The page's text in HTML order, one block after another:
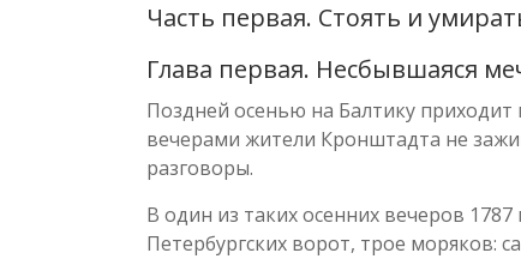
Часть первая. Стоять и
Глава первая. Несбывшаяся
Поздней осенью на Балтику приходит
вечерами жители Кронштадта не
разговоры.
В один из таких осенних вечеров
Петербургских ворот, трое моряков: